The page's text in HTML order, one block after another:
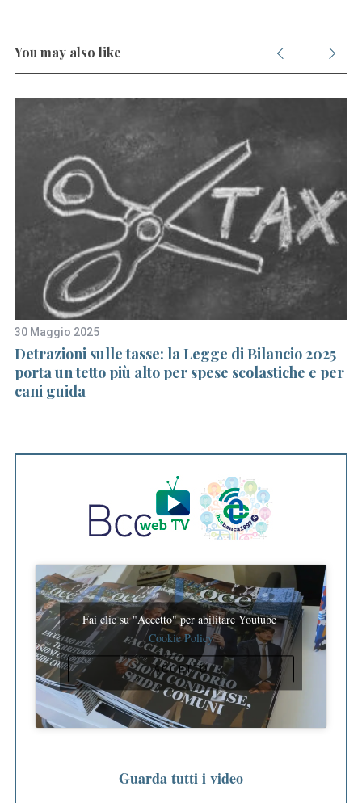
You may also like
30 Maggio 2025
Detrazioni sulle tasse: la Legge di Bilancio 2025
porta un tetto più alto per spese scolastiche e per
cani guida
Fai clic su "Accetto" per abilitare Youtube
Cookie Policy
ACCETTO
Guarda tutti i video